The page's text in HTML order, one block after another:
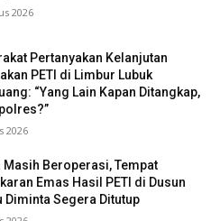
2026
Pertanyakan Kelanjutan
PETI di Limbur Lubuk
“Yang Lain Kapan Ditangkap,
2026
Masih Beroperasi, Tempat
Emas Hasil PETI di Dusun
Diminta Segera Ditutup